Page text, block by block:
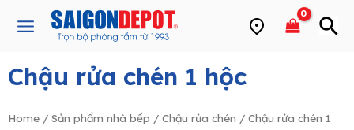
Main
Chậu rửa chén 1 hộc
Home / Sản phẩm nhà bếp / Chậu rửa chén / Chậu rửa chén 1